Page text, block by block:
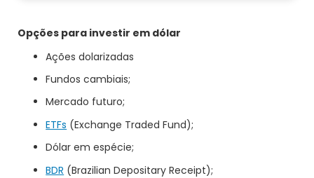
Opções para investir em dólar
Ações dolarizadas
Fundos cambiais;
Mercado futuro;
ETFs (Exchange Traded Fund);
Dólar em espécie;
BDR (Brazilian Depositary Receipt);